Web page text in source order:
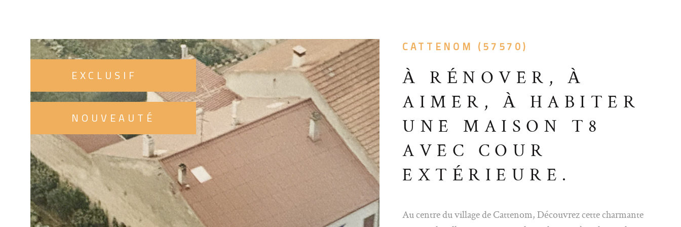
créatifs, les familles en quête d’un projet, ou les investisseurs
visionnaires, cette maison est une véritable opportunité.
CATTENOM (57570)
À RÉNOVER, À
AIMER, À HABITER
UNE MAISON T8
AVEC COUR
EXTÉRIEURE.
Au centre du village de Cattenom, Découvrez cette charmante
EXCLUSIF
NOUVEAUTÉ
VOIR LE BIEN